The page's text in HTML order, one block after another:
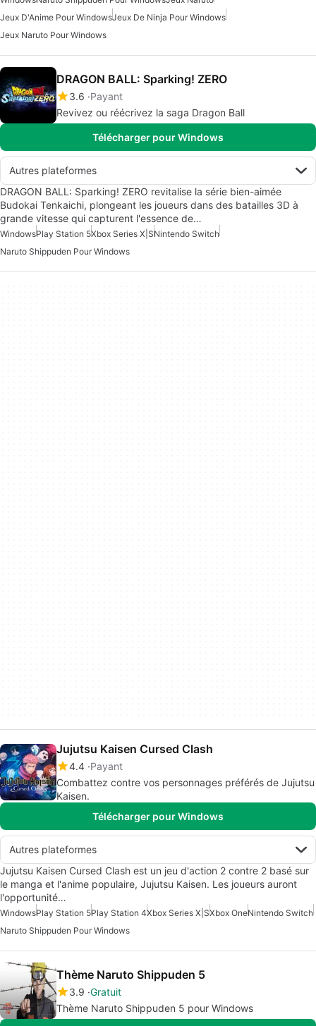
Jeux D'Anime Pour WindowsJeux De Ninja Pour Windows
Jeux Naruto Pour Windows
DRAGON BALL: Sparking! ZERO
3.6 Payant
Revivez ou réécrivez la saga Dragon Ball
Télécharger pour Windows
Autres plateformes
DRAGON BALL: Sparking! ZERO revitalise la série bien-aimée
Budokai Tenkaichi, plongeant les joueurs dans des batailles 3D à
grande vitesse qui capturent l'essence de…
WindowsPlay Station 5Xbox Series X|SNintendo Switch
Naruto Shippuden Pour Windows
Jujutsu Kaisen Cursed Clash
4.4 Payant
Combattez contre vos personnages préférés de Jujutsu
Kaisen.
Télécharger pour Windows
Autres plateformes
Jujutsu Kaisen Cursed Clash est un jeu d'action 2 contre 2 basé sur
le manga et l'anime populaire, Jujutsu Kaisen. Les joueurs auront
l'opportunité…
WindowsPlay Station 5Play Station 4Xbox Series X|SXbox OneNintendo Switch
Naruto Shippuden Pour Windows
Thème Naruto Shippuden 5
3.9 Gratuit
Thème Naruto Shippuden 5 pour Windows